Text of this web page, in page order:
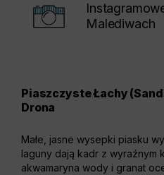
Malediwach
Piaszczyste Łachy
Drona
Małe, jasne wysepki piasku
laguny dają kadr z wyraźnym
akwamaryna wody i granat